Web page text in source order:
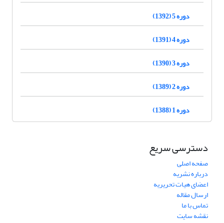
دوره 5 (1392)
دوره 4 (1391)
دوره 3 (1390)
دوره 2 (1389)
دوره 1 (1388)
دسترسی سریع
صفحه اصلی
درباره نشریه
اعضای هیات تحریریه
ارسال مقاله
تماس با ما
نقشه سایت